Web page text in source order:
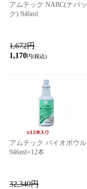
アムテック NABC(ナバッ
ク) 946ml
1,672円
1,170円(税込)
アムテック バイオボウル
946ml×12本
32,340円